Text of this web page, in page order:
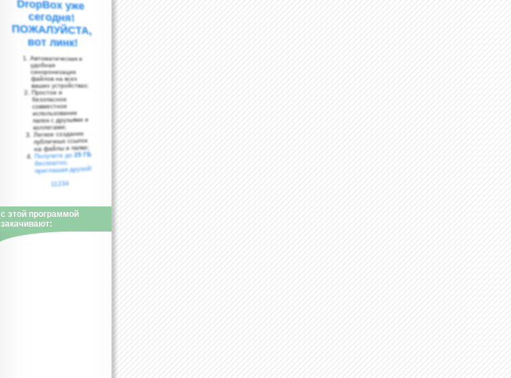
вот линк!
Автоматическая и
удобная
синхронизация
файлов на всех
ваших устройствах;
Простое и
безопасное
совместное
использование
папок с друзьями и
коллегами;
Легкое создание
публичных ссылок
на файлы и папки;
Получите до25 ГБ
бесплатно,
приглашая друзей!
11234
с этой программой
закачивают: